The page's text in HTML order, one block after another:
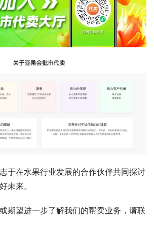
于在水果行业发展的合作伙伴共同探讨
未来。
期望进一步了解我们的帮卖业务，请联